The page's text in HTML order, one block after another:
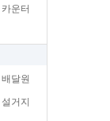
카운터
배달원
설거지